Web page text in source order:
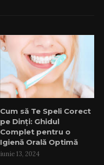
Cum să Te Speli Corect
pe Dinți: Ghidul
Complet pentru o
Igienă Orală Optimă
iunie 13, 2024